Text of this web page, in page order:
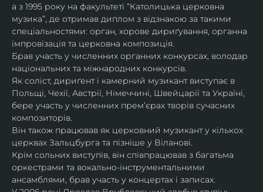
а з 1995 року на факультеті “Католицька церковна
музика”, де отримав диплом з відзнакою за такими
спеціальностями: орган, хорове дириґування, органна
імпровізація та церковна композиція.
Брав участь у численних органних конкурсах, володар
національних та міжнародних конкурсів.
Як соліст, дириґент і камерний музикант виступає в
Польщі, Чехії, Австрії, Німеччині, Швейцарії та Україні,
бере участь у численних прем’єрах творів сучасних
композиторів.
Він також працював як церковний музикант у кількох
церквах Зальцбурга та пізніше у Віланові.
Крім сольних виступів, він співпрацював з багатьма
оркестрами та вокально-інструментальними
ансамблями, брав участь у концертах і записах.